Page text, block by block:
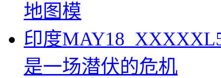
地图模
印度
是一场潜伏的危机